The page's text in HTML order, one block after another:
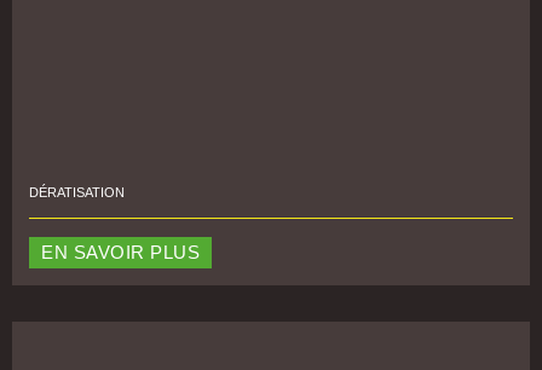
DÉRATISATION
EN SAVOIR PLUS